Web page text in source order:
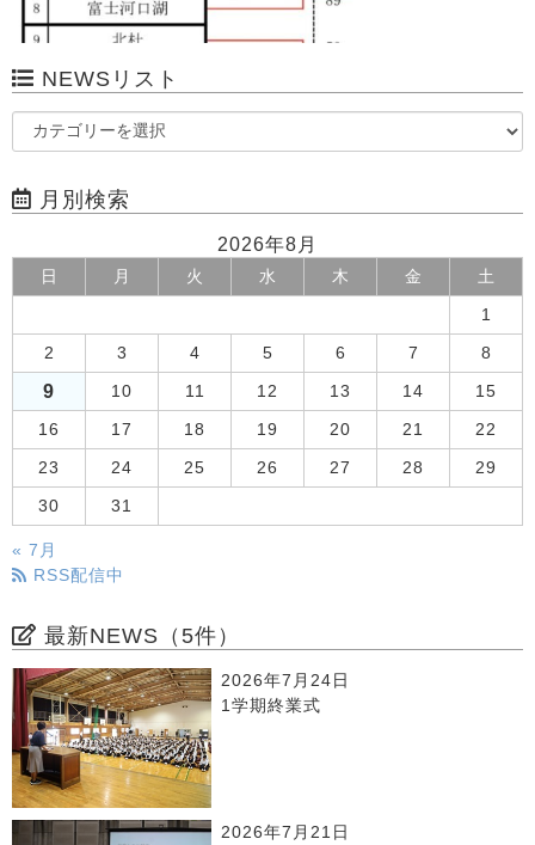
NEWSリスト
月別検索
2026年8月
日 月 火 水 木 金 土
1
2 3 4 5 6 7 8
9 10 11 12 13 14 15
16 17 18 19 20 21 22
23 24 25 26 27 28 29
30 31
« 7月
RSS配信中
最新NEWS（5件）
2026年7月24日
1学期終業式
2026年7月21日